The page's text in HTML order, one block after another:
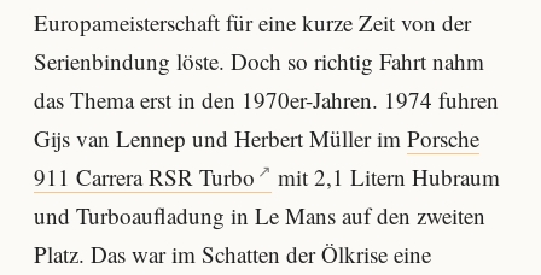
Europameisterschaft für eine kurze Zeit von der
Serienbindung löste. Doch so richtig Fahrt nahm
das Thema erst in den 1970er-Jahren. 1974 fuhren
Gijs van Lennep und Herbert Müller im Porsche
911 Carrera RSR Turbo
mit 2,1 Litern Hubraum
und Turboaufladung in Le Mans auf den zweiten
Platz. Das war im Schatten der Ölkrise eine